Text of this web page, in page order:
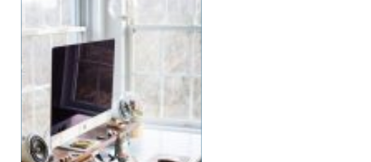
att investera i något som
u...